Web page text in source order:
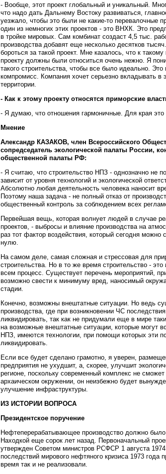
- Вообще, этот проект глобальный и уникальный.
что надо дать Дальнему Востоку развиваться,
уезжало, чтобы это были не какие-то перевалочные
один из немногих этих проектов - это ВНХК. Это
в тройке мировых. Сам комбинат создаст 4,5 тыс.
производства добавят еще несколько десятков
бороться за такой проект. Мне казалось, что к
проекту должны были относиться очень нежно. Я
такого строительства, чтобы все было идеально. Это
компромисс. Компания хочет серьезно вкладывать в
территории.
- Как к этому проекту относятся приморские
- Я думаю, что отношения гармоничные. Для края это
Мнение
Александр КАЗАКОВ, член Всероссийского
сопредседатель экологической палаты России,
общественной палаты РФ:
- Я считаю, что строительство НПЗ - однозначно не
зависит от уровня технологий и экологической
Абсолютно любая деятельность человека наносит
Поэтому наша задача - не полный отказ от
общественный контроль за соблюдением всех
Первейшая вещь, которая волнует людей в случае
проектов, - выбросы и влияние производства на
раз тот фактор воздействия, который сегодня можно
нулю.
На самом деле, самая сложная и стрессовая для
строительства. Но в то же время строительство -
всем процесс. Существует перечень мероприятий,
возможно свести к минимуму вред, наносимый
стадии.
Конечно, возможны внештатные ситуации. Но ведь
производства, где при возникновении ЧС
ликвидировать, так как не придумали еще в мире
на возможные внештатные ситуации, которые могут
НПЗ, имеются технологии, при помощи которых эти
ликвидировать.
Если все будет сделано грамотно, я уверен,
предприятия не ухудшит, а, скорее, улучшит
регионе, поскольку современный комплекс не сможет
архаическом окружении, он неизбежно будет
улучшение инфраструктуры.
ИЗ ИСТОРИИ ВОПРОСА
Президентское поручение
Нефтеперерабатывающее производство должно
Находкой еще сорок лет назад. Первоначальный
утвержден Советом министров РСФСР 1 августа
последствий мирового нефтяного кризиса 1973 года
время так и не реализовали.